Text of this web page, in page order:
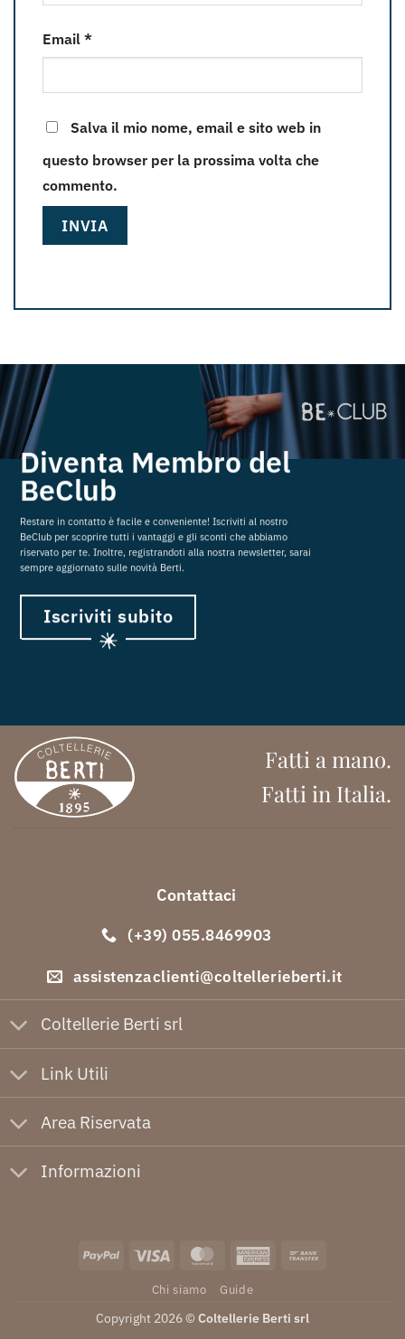
Email *
Salva il mio nome, email e sito web in
questo browser per la prossima volta che
commento.
Diventa Membro del
BeClub
Restare in contatto è facile e conveniente! Iscriviti al nostro
BeClub per scoprire tutti i vantaggi e gli sconti che abbiamo
riservato per te. Inoltre, registrandoti alla nostra newsletter, sarai
sempre aggiornato sulle novità Berti.
Iscriviti subito
Fatti a mano.
Fatti in Italia.
Contattaci
(+39) 055.8469903
assistenzaclienti@coltellerieberti.it
Coltellerie Berti srl
Link Utili
Area Riservata
Informazioni
PayPal Visa MasterCardAmerican
Chi siamo Guide
Copyright 2026 © Coltellerie Berti srl